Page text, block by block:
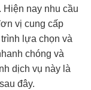
Hiện nay nhu cầu
vị cung cấp
lựa chọn và
chóng và
dịch vụ này là
đây.